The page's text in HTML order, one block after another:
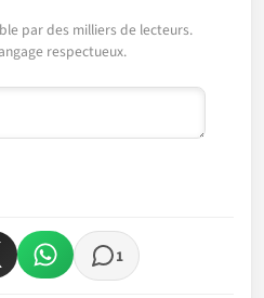
par des milliers de lecteurs.
respectueux.
1